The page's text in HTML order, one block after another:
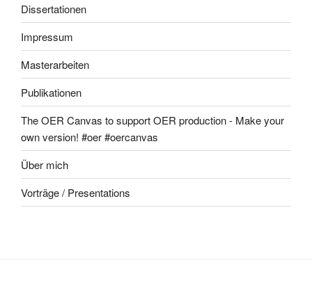
Dissertationen
Impressum
Masterarbeiten
Publikationen
The OER Canvas to support OER production - Make your
own version! #oer #oercanvas
Über mich
Vorträge / Presentations